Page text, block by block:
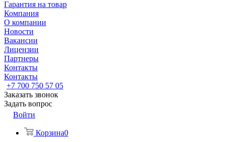
Гарантия на товар
Компания
О компании
Новости
Вакансии
Лицензии
Партнеры
Контакты
Контакты
+7 700 750 57 05
Заказать звонок
Задать вопрос
Войти
Корзина0